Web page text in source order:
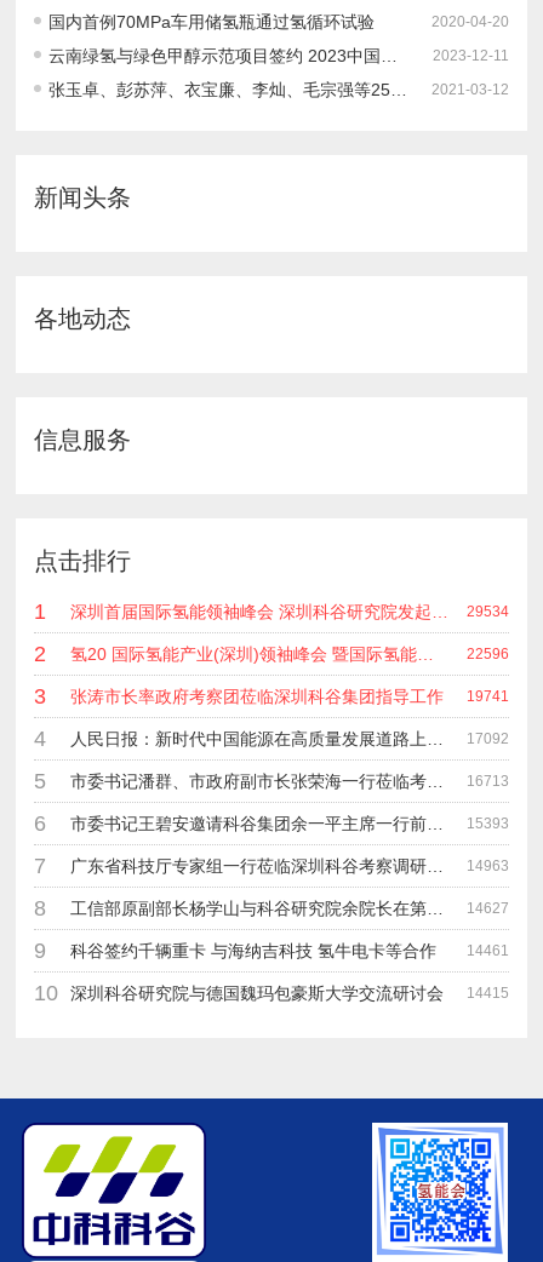
国内首例70MPa车用储氢瓶通过氢循环试验 2020-04-20
云南绿氢与绿色甲醇示范项目签约 2023中国氢制绿色甲醇项目建设进度如何？ 2023-12-11
张玉卓、彭苏萍、衣宝廉、李灿、毛宗强等25位知名院士专家出席“第三届中国制氢与氢能源产业发展大会”并作主旨报告！大会日程发布 2021-03-12
新闻头条
各地动态
信息服务
点击排行
1 深圳首届国际氢能领袖峰会 深圳科谷研究院发起主办 在深能源集团成功召开 会上相关单位 研发机构 龙头企业等签约合作 29534
2 氢20 国际氢能产业(深圳)领袖峰会 暨国际氢能产业链展览会 22596
3 张涛市长率政府考察团莅临深圳科谷集团指导工作 19741
4 人民日报：新时代中国能源在高质量发展道路上奋勇前进 17092
5 市委书记潘群、市政府副市长张荣海一行莅临考察指导工作 16713
6 市委书记王碧安邀请科谷集团余一平主席一行前往工业转移园考察合作 15393
7 广东省科技厅专家组一行莅临深圳科谷考察调研“未来能源中心”项目 14963
8 工信部原副部长杨学山与科谷研究院余院长在第九届中电博览会交流 14627
9 科谷签约千辆重卡 与海纳吉科技 氢牛电卡等合作 14461
10 深圳科谷研究院与德国魏玛包豪斯大学交流研讨会 14415